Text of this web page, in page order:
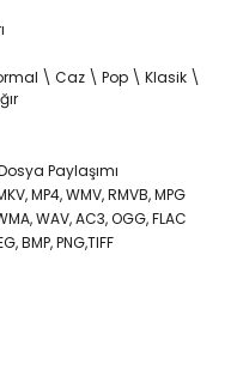
\ Caz \ Pop \ Klasik \
Paylaşımı
MP4, WMV, RMVB, MPG
WAV, AC3, OGG, FLAC
BMP, PNG,TIFF